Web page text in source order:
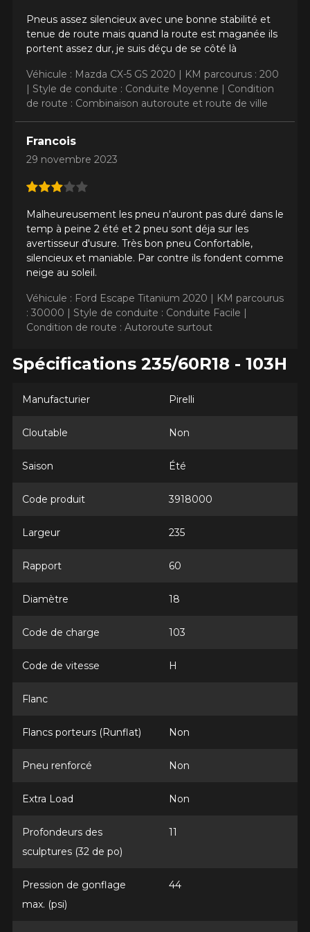
Pneus assez silencieux avec une bonne stabilité et
tenue de route mais quand la route est maganée ils
portent assez dur, je suis déçu de se côté là
Véhicule : Mazda CX-5 GS 2020 | KM parcourus : 200
| Style de conduite : Conduite Moyenne | Condition
de route : Combinaison autoroute et route de ville
Francois
29 novembre 2023
Malheureusement les pneu n'auront pas duré dans le
temp à peine 2 été et 2 pneu sont déja sur les
avertisseur d'usure. Très bon pneu Confortable,
silencieux et maniable. Par contre ils fondent comme
neige au soleil.
Véhicule : Ford Escape Titanium 2020 |
KM parcourus
: 30000 | Style de conduite : Conduite Facile |
Condition de route : Autoroute surtout
Spécifications 235/60R18 - 103H
Manufacturier Pirelli
Cloutable Non
Saison Été
Code produit 3918000
Largeur 235
Rapport 60
Diamètre 18
Code de charge 103
Code de vitesse H
Flanc
Flancs porteurs (Runflat) Non
Pneu renforcé Non
Extra Load Non
Profondeurs des
sculptures (32 de po)
11
Pression de gonflage
max. (psi)
44
Votre avis concernant le
Votre véhicule
Année
Marque
Modèle
Option
KM parcourus